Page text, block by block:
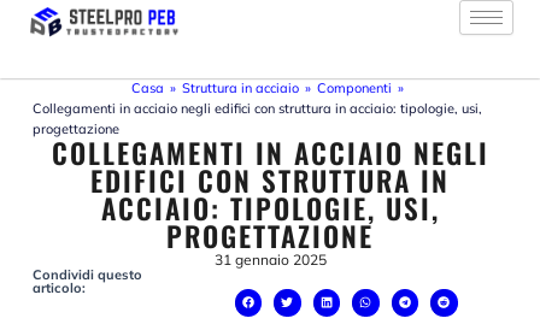
contenuto
Casa » Struttura in acciaio » Componenti »
Collegamenti in acciaio negli edifici con struttura in acciaio: tipologie, usi,
progettazione
COLLEGAMENTI IN ACCIAIO NEGLI
EDIFICI CON STRUTTURA IN
ACCIAIO: TIPOLOGIE, USI,
PROGETTAZIONE
31 gennaio 2025
Condividi questo
articolo: